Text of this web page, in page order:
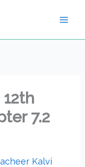
7.2
Kalvi